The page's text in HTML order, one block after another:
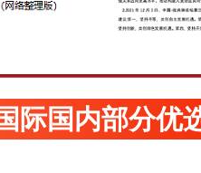
际国内部分优